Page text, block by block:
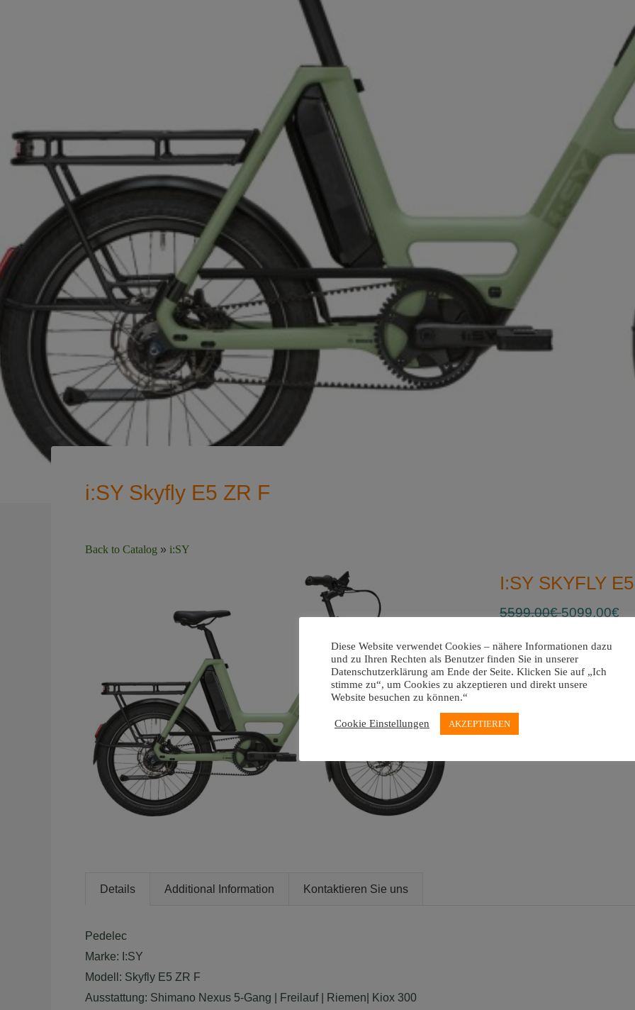
i:SY Skyfly E5 ZR F
Back to Catalog i:SY
I:SY SKYFLY
5599,00€5099,00€
Details Additional Information Kontaktieren Sie uns
Pedelec
Marke: I:SY
Modell: Skyfly E5 ZR F
Ausstattung: Shimano Nexus 5-Gang | Freilauf | Riemen| Kiox 300
Diese Website verwendet Cookies – nähere Informationen dazu
und zu Ihren Rechten als Benutzer finden Sie in unserer
Datenschutzerklärung am Ende der Seite. Klicken Sie auf „Ich
stimme zu“, um Cookies zu akzeptieren und direkt unsere
Website besuchen zu können.“
Cookie Einstellungen AKZEPTIEREN